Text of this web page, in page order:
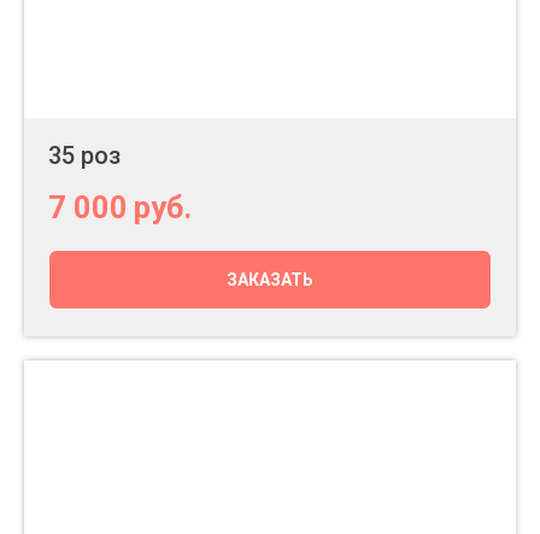
35 роз
7 000 руб.
ЗАКАЗАТЬ